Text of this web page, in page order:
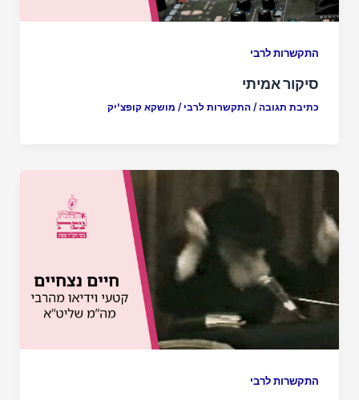
התקשרות לרבי
סיקור אמיתי
כתיבת תגובה / התקשרות לרבי / מושקא קופצ'יק
התקשרות לרבי